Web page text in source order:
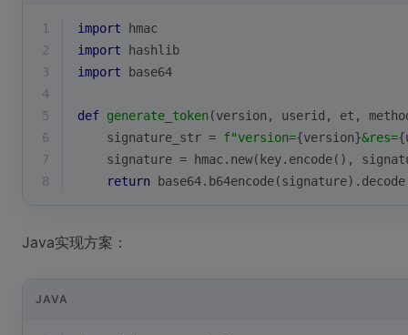
1 import hmac
2
import hashlib
3
import base64
4
5
def generate_token(version, userid, et,
6
    signature_str =
f"version={version}&res=
7
signature = hmac.new(key.encode(),
8
return
Java实现方案：
JAVA